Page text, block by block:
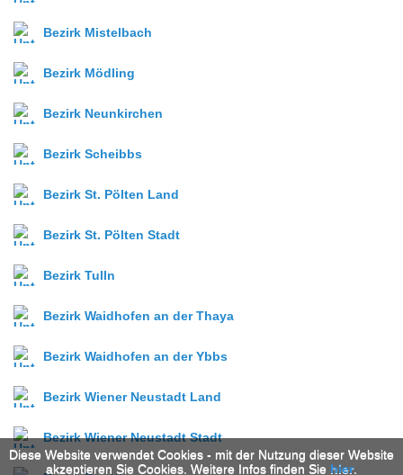
Bezirk Mistelbach
Bezirk Mödling
Bezirk Neunkirchen
Bezirk Scheibbs
Bezirk St. Pölten Land
Bezirk St. Pölten Stadt
Bezirk Tulln
Bezirk Waidhofen an der Thaya
Bezirk Waidhofen an der Ybbs
Bezirk Wiener Neustadt Land
Bezirk Wiener Neustadt Stadt
Diese Website verwendet Cookies - mit der Nutzung dieser Website
akzeptieren Sie Cookies. Weitere Infos finden Sie hier.